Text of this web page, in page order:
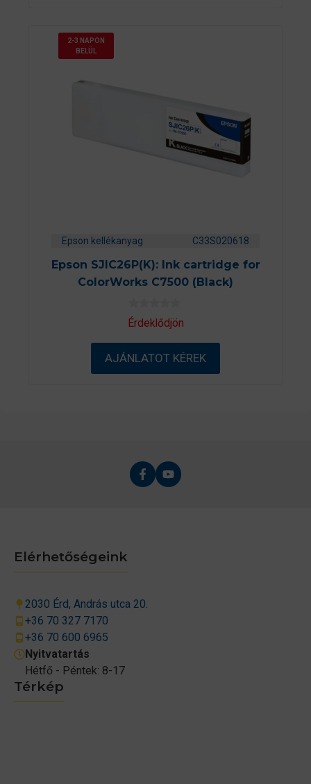
2-3 NAPON
BELÜL
Epson kellékanyag C33S020618
Epson SJIC26P(K): Ink cartridge for
ColorWorks C7500 (Black)
0
a
-
ő
Érdeklődjön
AJÁNLATOT KÉREK
Térkép
Elérhetőségeink
2030 Érd, András utca 20.
+36 70 327 7170
+36 70 600 6965
Nyitvatartás
Hétfő - Péntek: 8-17